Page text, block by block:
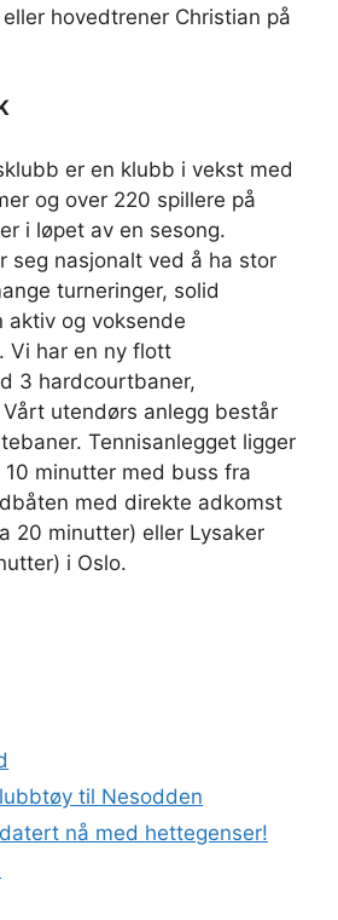
eller hovedtrener Christian på
er en klubb i vekst med
og over 220 spillere på
i løpet av en sesong.
seg nasjonalt ved å ha stor
turneringer, solid
aktiv og voksende
. Vi har en ny flott
3 hardcourtbaner,
utendørs anlegg består
Tennisanlegget ligger
minutter med buss fra
med direkte adkomst
20 minutter) eller Lysaker
i Oslo.
til Nesodden
nå med hettegenser!